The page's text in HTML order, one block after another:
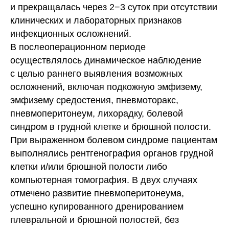
и прекращалась через 2−3 суток при отсутствии
клинических и лабораторных признаков
инфекционных осложнений.
В послеоперационном периоде
осуществлялось динамическое наблюдение
с целью раннего выявления возможных
осложнений, включая подкожную эмфизему,
эмфизему средостения, пневмоторакс,
пневмоперитонеум, лихорадку, болевой
синдром в грудной клетке и брюшной полости.
При выраженном болевом синдроме пациентам
выполнялись рентгенография органов грудной
клетки и/или брюшной полости либо
компьютерная томография. В двух случаях
отмечено развитие пневмоперитонеума,
успешно купированного дренированием
плевральной и брюшной полостей, без